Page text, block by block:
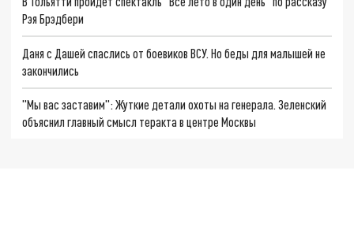
Рэя Брэдбери
Даня с Дашей спаслись от боевиков ВСУ. Но беды для малышей не
закончились
"Мы вас заставим": Жуткие детали охоты на генерала. Зеленский
объяснил главный смысл теракта в центре Москвы